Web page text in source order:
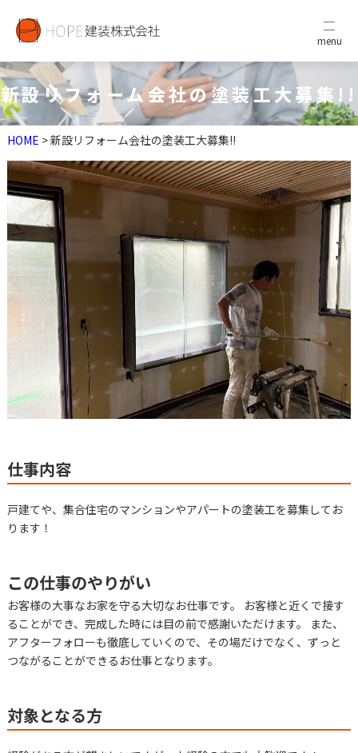
menu
新設リフォーム会社の塗装工大募集!!
HOME > 新設リフォーム会社の塗装工大募集!!
仕事内容
戸建てや、集合住宅のマンションやアパートの塗装工を募集してお
ります！
この仕事のやりがい
お客様の大事なお家を守る大切なお仕事です。 お客様と近くで接す
ることができ、完成した時には目の前で感謝いただけます。 また、
アフターフォローも徹底していくので、その場だけでなく、ずっと
つながることができるお仕事となります。
対象となる方